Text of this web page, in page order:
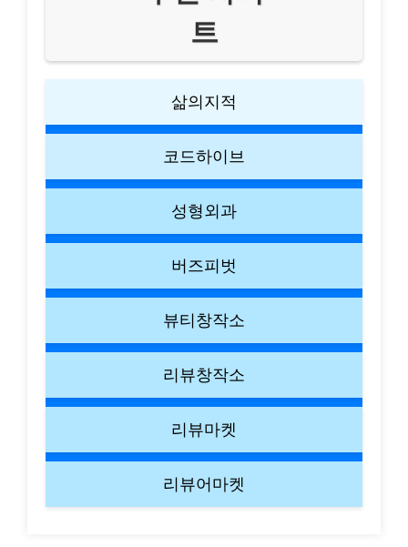
트
삶의지적
코드하이브
성형외과
버즈피벗
뷰티창작소
리뷰창작소
리뷰마켓
리뷰어마켓